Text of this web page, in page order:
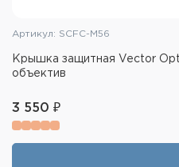
Артикул: SCFC-M56
Крышка защитная Vector
объектив
3 550 ₽